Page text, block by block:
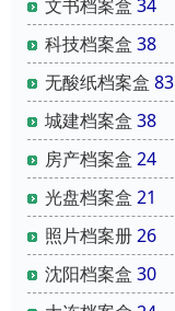
文书档案盒 34
科技档案盒 38
无酸纸档案盒 83
城建档案盒 38
房产档案盒 24
光盘档案盒 21
照片档案册26
沈阳档案盒 30